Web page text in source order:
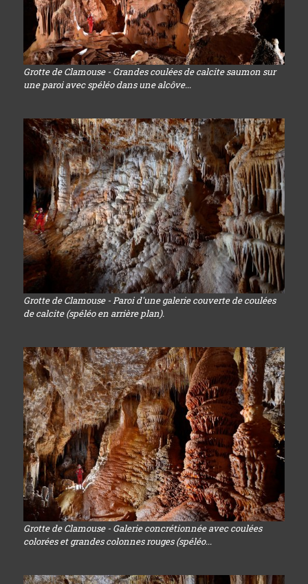
Grotte de Clamouse - Grandes coulées de calcite saumon sur
une paroi avec spéléo dans une alcôve...
Grotte de Clamouse - Paroi d'une galerie couverte de coulées
de calcite (spéléo en arrière plan).
Grotte de Clamouse - Galerie concrétionnée avec coulées
colorées et grandes colonnes rouges (spéléo...